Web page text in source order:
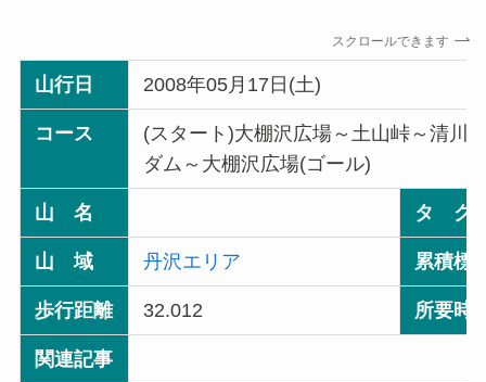
スクロールできます
山行日 2008年05月17日(土)
コース
(スタート)大棚沢広場～土山峠～清川
ダム～大棚沢広場(ゴール)
山 名 タ グ
山 域 丹沢エリア 累積標
歩行距離 32.012 所要時
関連記事